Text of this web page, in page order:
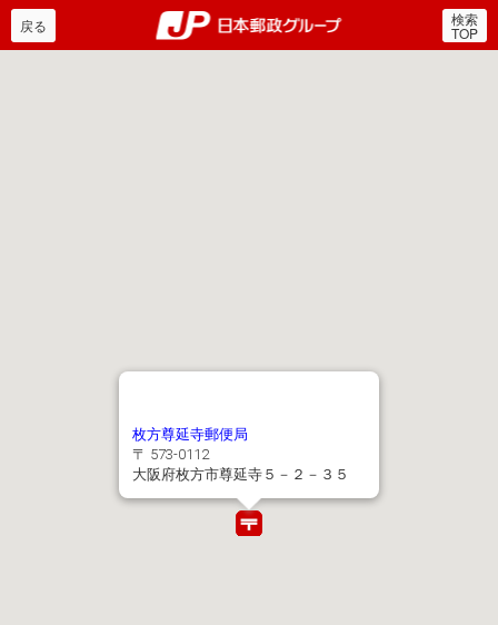
郵便局・日本郵政グルー
戻る 検索
TOP
枚方尊延寺郵便局
〒 573-0112
大阪府枚方市尊延寺５－２－３５